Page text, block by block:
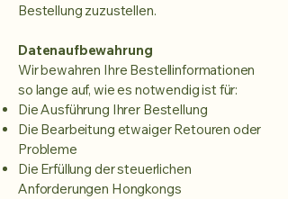
Bestellung zuzustellen.
Datenaufbewahrung
Wir bewahren Ihre Bestellinformationen
so lange auf, wie es notwendig ist für:
Die Ausführung Ihrer Bestellung
Die Bearbeitung etwaiger Retouren oder
Probleme
Die Erfüllung der steuerlichen
Anforderungen Hongkongs